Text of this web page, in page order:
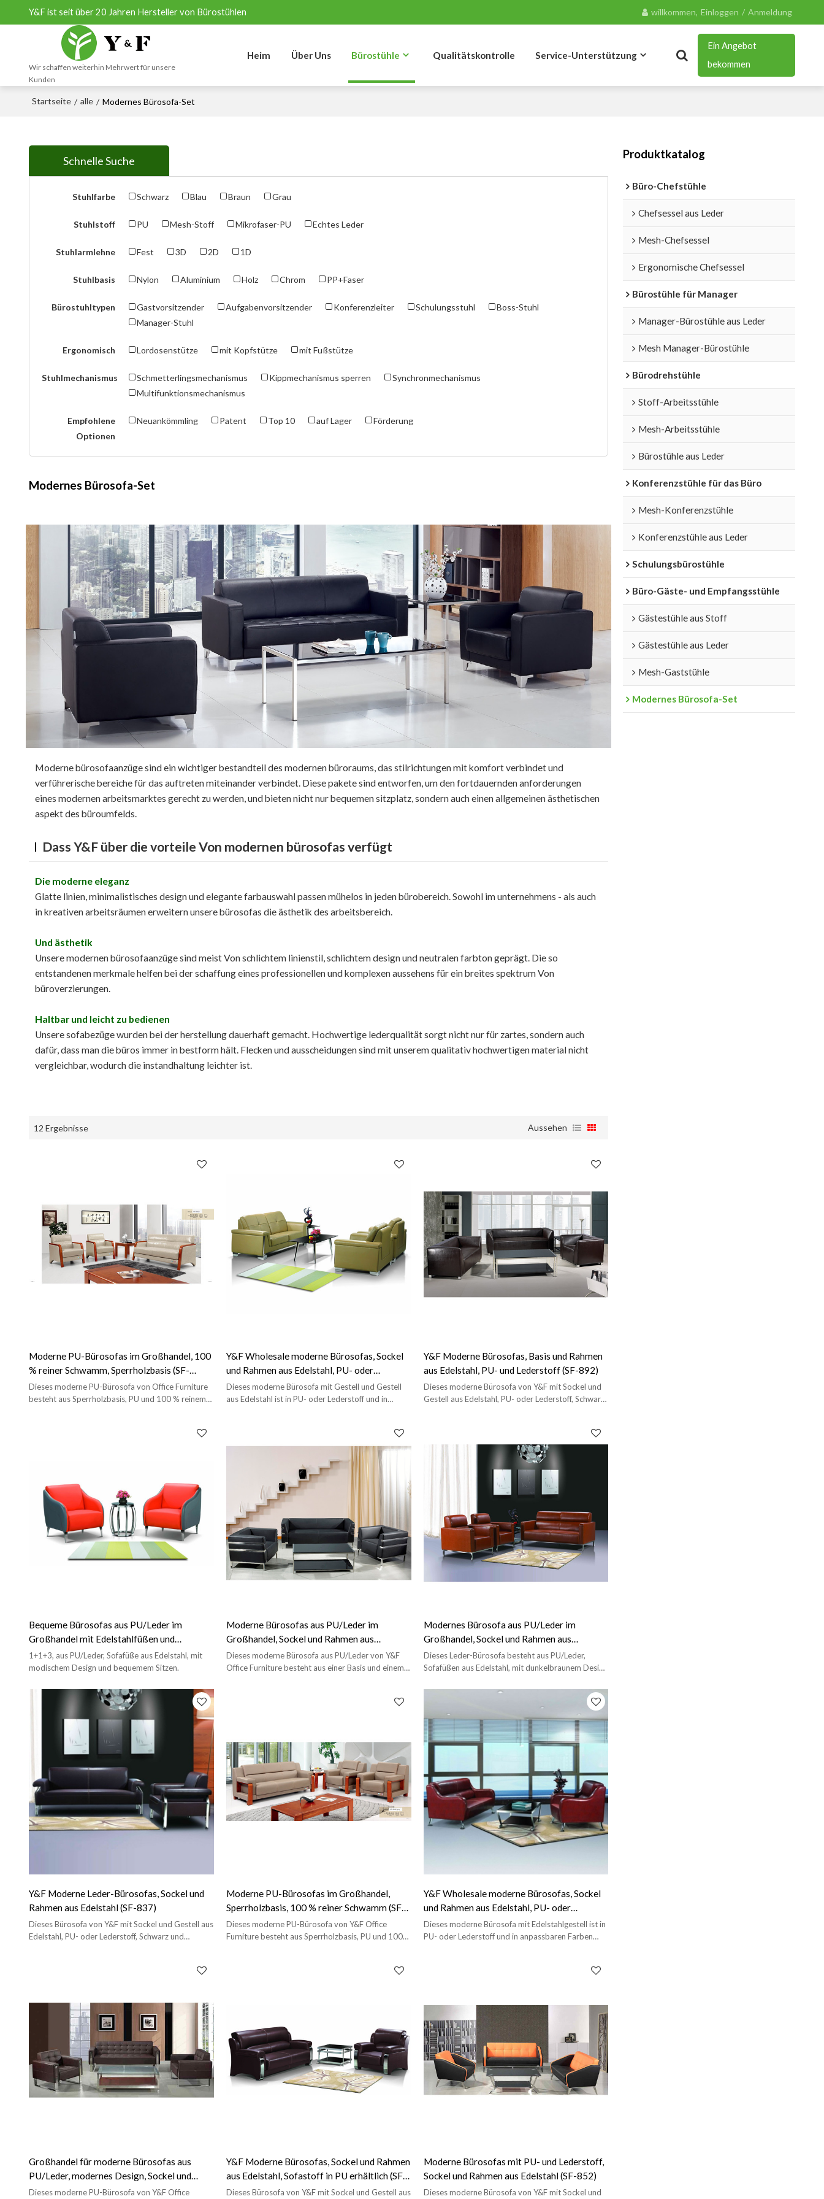
Y&F ist seit über 20 Jahren Hersteller von Bürostühlen willkommen, Einloggen / Anmeldung
Wir schaffen weiterhin Mehrwert für unsere
Kunden
Heim Über Uns Bürostühle Qualitätskontrolle Service-Unterstützung
Ein Angebot
bekommen
Startseite / alle / Modernes Bürosofa-Set
Schnelle Suche
Stuhlfarbe Schwarz Blau Braun Grau
Stuhlstoff PU Mesh-Stoff Mikrofaser-PU Echtes Leder
Stuhlarmlehne Fest 3D 2D 1D
Stuhlbasis Nylon Aluminium Holz Chrom PP+Faser
Bürostuhltypen Gastvorsitzender Aufgabenvorsitzender Konferenzleiter Schulungsstuhl
Boss-Stuhl
Manager-Stuhl
Ergonomisch Lordosenstütze mit Kopfstütze mit Fußstütze
Stuhlmechanismus Schmetterlingsmechanismus Kippmechanismus sperren
Synchronmechanismus
Multifunktionsmechanismus
Empfohlene
Optionen
Neuankömmling Patent Top 10 auf Lager Förderung
Modernes Bürosofa-Set
Moderne bürosofaanzüge sind ein wichtiger bestandteil des modernen büroraums, das stilrichtungen mit komfort verbindet und
verführerische bereiche für das auftreten miteinander verbindet. Diese pakete sind entworfen, um den fortdauernden anforderungen
eines modernen arbeitsmarktes gerecht zu werden, und bieten nicht nur bequemen sitzplatz, sondern auch einen allgemeinen ästhetischen
aspekt des büroumfelds.
Dass Y&F über die vorteile Von modernen bürosofas verfügt
Die moderne eleganz
Glatte linien, minimalistisches design und elegante farbauswahl passen mühelos in jeden bürobereich. Sowohl im unternehmens - als auch
in kreativen arbeitsräumen erweitern unsere bürosofas die ästhetik des arbeitsbereich.
Und ästhetik
Unsere modernen bürosofaanzüge sind meist Von schlichtem linienstil, schlichtem design und neutralen farbton geprägt. Die so
entstandenen merkmale helfen bei der schaffung eines professionellen und komplexen aussehens für ein breites spektrum Von
büroverzierungen.
Haltbar und leicht zu bedienen
Unsere sofabezüge wurden bei der herstellung dauerhaft gemacht. Hochwertige lederqualität sorgt nicht nur für zartes, sondern auch
dafür, dass man die büros immer in bestform hält. Flecken und ausscheidungen sind mit unserem qualitativ hochwertigen material nicht
vergleichbar, wodurch die instandhaltung leichter ist.
12 Ergebnisse Aussehen
Moderne PU-Bürosofas im Großhandel, 100
% reiner Schwamm, Sperrholzbasis (SF-
6093)
Dieses moderne PU-Bürosofa von Office Furniture
besteht aus Sperrholzbasis, PU und 100 % reinem
Y&F Wholesale moderne Bürosofas, Sockel
und Rahmen aus Edelstahl, PU- oder
Lederstoff (SF-835)
Dieses moderne Bürosofa mit Gestell und Gestell
aus Edelstahl ist in PU- oder Lederstoff und in
Y&F Moderne Bürosofas, Basis und Rahmen
aus Edelstahl, PU- und Lederstoff (SF-892)
Dieses moderne Bürosofa von Y&F mit Sockel und
Gestell aus Edelstahl, PU- oder Lederstoff, Schwarz
Bequeme Bürosofas aus PU/Leder im
Großhandel mit Edelstahlfüßen und
modischem Design (SF-935)
1+1+3, aus PU/Leder, Sofafüße aus Edelstahl, mit
modischem Design und bequemem Sitzen.
Moderne Bürosofas aus PU/Leder im
Großhandel, Sockel und Rahmen aus
Edelstahl (SF-898)
Dieses moderne Bürosofa aus PU/Leder von Y&F
Office Furniture besteht aus einer Basis und einem
Modernes Bürosofa aus PU/Leder im
Großhandel, Sockel und Rahmen aus
Edelstahl (SF-145KD)
Dieses Leder-Bürosofa besteht aus PU/Leder,
Sofafüßen aus Edelstahl, mit dunkelbraunem Design
Y&F Moderne Leder-Bürosofas, Sockel und
Rahmen aus Edelstahl (SF-837)
Dieses Bürosofa von Y&F mit Sockel und Gestell aus
Edelstahl, PU- oder Lederstoff, Schwarz und
Moderne PU-Bürosofas im Großhandel,
Sperrholzbasis, 100 % reiner Schwamm (SF-
6096)
Dieses moderne PU-Bürosofa von Y&F Office
Furniture besteht aus Sperrholzbasis, PU und 100
Y&F Wholesale moderne Bürosofas, Sockel
und Rahmen aus Edelstahl, PU- oder
Lederstoff (SF-836)
Dieses moderne Bürosofa mit Edelstahlgestell ist in
PU- oder Lederstoff und in anpassbaren Farben
Großhandel für moderne Bürosofas aus
PU/Leder, modernes Design, Sockel und
Rahmen aus Edelstahl (SF-897)
Dieses moderne PU-Bürosofa von Y&F Office
Y&F Moderne Bürosofas, Sockel und Rahmen
aus Edelstahl, Sofastoff in PU erhältlich (SF-
838)
Dieses Bürosofa von Y&F mit Sockel und Gestell aus
Moderne Bürosofas mit PU- und Lederstoff,
Sockel und Rahmen aus Edelstahl (SF-852)
Dieses moderne Bürosofa von Y&F mit Sockel und
Produktkatalog
Büro-Chefstühle
Chefsessel aus Leder
Mesh-Chefsessel
Ergonomische Chefsessel
Bürostühle für Manager
Manager-Bürostühle aus Leder
Mesh Manager-Bürostühle
Bürodrehstühle
Stoff-Arbeitsstühle
Mesh-Arbeitsstühle
Bürostühle aus Leder
Konferenzstühle für das Büro
Mesh-Konferenzstühle
Konferenzstühle aus Leder
Schulungsbürostühle
Büro-Gäste- und Empfangsstühle
Gästestühle aus Stoff
Gästestühle aus Leder
Mesh-Gaststühle
Modernes Bürosofa-Set